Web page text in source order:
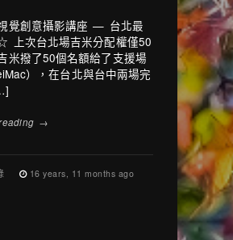
覺創意攝影講座 — 台北最
上次台北場吉米分配權僅50
米撥了50個名額給了支援場
），在台北與台中兩場完
→
16 years, 11 months ago